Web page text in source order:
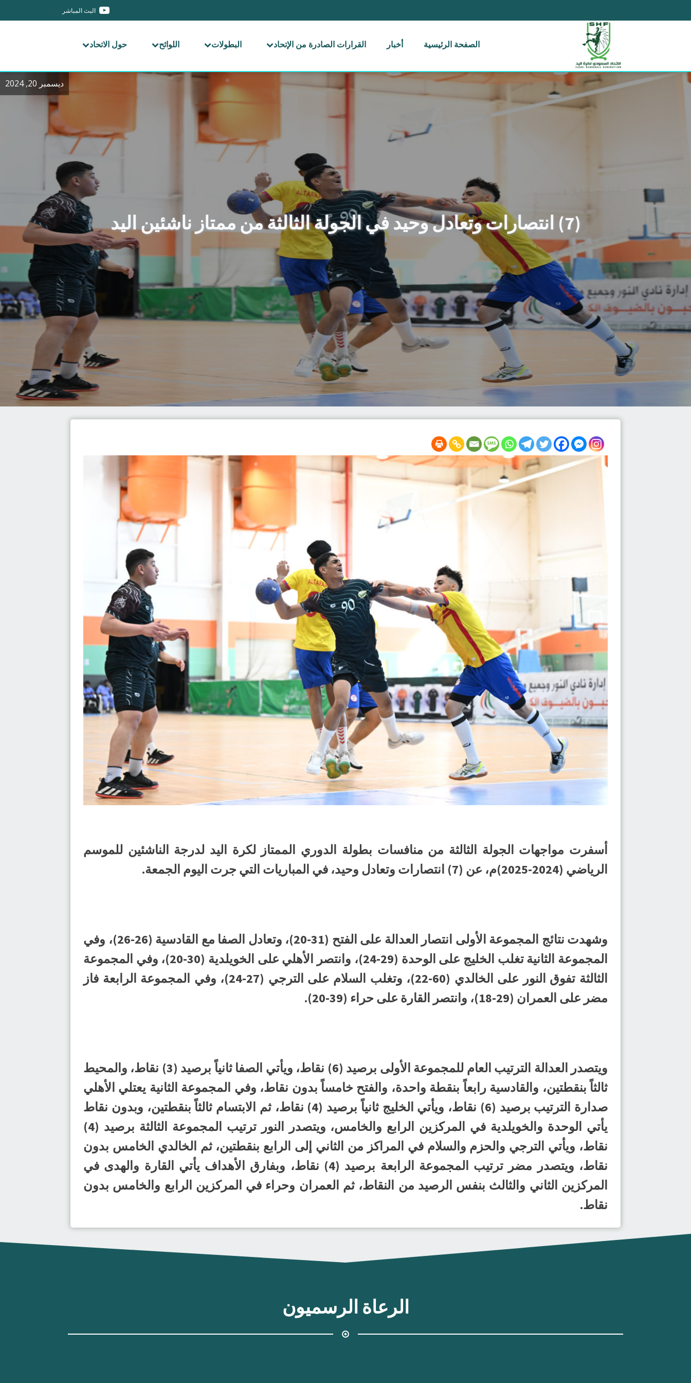
البث المباشر
الصفحة الرئيسية أخبار القرارات الصادرة من الإتحاد البطولات اللوائح حول الاتحاد
ديسمبر 20, 2024
(7) انتصارات وتعادل وحيد في الجولة الثالثة من ممتاز ناشئين اليد
أسفرت مواجهات الجولة الثالثة من منافسات بطولة الدوري الممتاز لكرة اليد لدرجة الناشئين للموسم
الرياضي (2024-2025)م، عن (7) انتصارات وتعادل وحيد، في المباريات التي جرت اليوم الجمعة.
وشهدت نتائج المجموعة الأولى انتصار العدالة على الفتح (31-20)، وتعادل الصفا مع القادسية (26-26)، وفي
المجموعة الثانية تغلب الخليج على الوحدة (29-24)، وانتصر الأهلي على الخويلدية (30-20)، وفي المجموعة
الثالثة تفوق النور على الخالدي (60-22)، وتغلب السلام على الترجي (27-24)، وفي المجموعة الرابعة فاز
مضر على العمران (29-18)، وانتصر القارة على حراء (39-20).
ويتصدر العدالة الترتيب العام للمجموعة الأولى برصيد (6) نقاط، ويأتي الصفا ثانياً برصيد (3) نقاط، والمحيط
ثالثاً بنقطتين، والقادسية رابعاً بنقطة واحدة، والفتح خامساً بدون نقاط، وفي المجموعة الثانية يعتلي الأهلي
صدارة الترتيب برصيد (6) نقاط، ويأتي الخليج ثانياً برصيد (4) نقاط، ثم الابتسام ثالثاً بنقطتين، وبدون نقاط
يأتي الوحدة والخويلدية في المركزين الرابع والخامس، ويتصدر النور ترتيب المجموعة الثالثة برصيد (4)
نقاط، ويأتي الترجي والحزم والسلام في المراكز من الثاني إلى الرابع بنقطتين، ثم الخالدي الخامس بدون
نقاط، ويتصدر مضر ترتيب المجموعة الرابعة برصيد (4) نقاط، وبفارق الأهداف يأتي القارة والهدى في
المركزين الثاني والثالث بنفس الرصيد من النقاط، ثم العمران وحراء في المركزين الرابع والخامس بدون
نقاط.
الرعاة الرسميون